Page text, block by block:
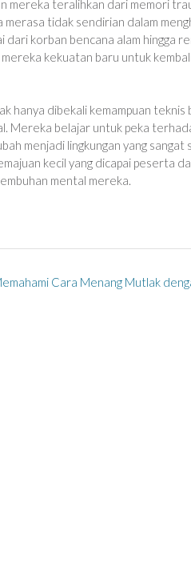
teralihkan dari memori
tidak sendirian dalam
korban bencana alam hingga
kekuatan baru untuk
hanya dibekali kemampuan teknis
Mereka belajar untuk peka
menjadi lingkungan yang
kecil yang dicapai peserta
mental mereka.
Cara Menang Mutlak